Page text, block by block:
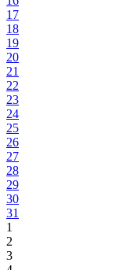
17
18
19
20
21
22
23
24
25
26
27
28
29
30
31
1
2
3